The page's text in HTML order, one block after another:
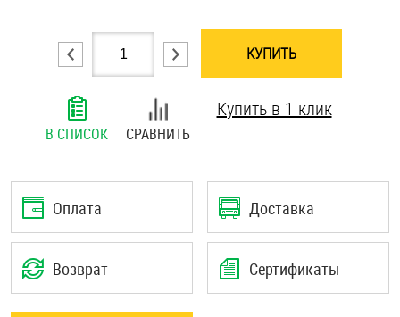
Шпильки
Шплинты
Штифты и пальцы
КУПИТЬ
В СПИСОК СРАВНИТЬ
Купить в 1 клик
Оплата Доставка
Возврат Сертификаты